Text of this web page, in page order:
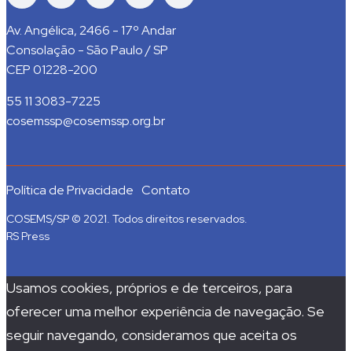
Av. Angélica, 2466 - 17º Andar
Consolação - São Paulo / SP
CEP 01228-200
55 11 3083-7225
cosemssp@cosemssp.org.br
Política de Privacidade Contato
COSEMS/SP © 2021. Todos direitos reservados.
RS Press
Usamos cookies, próprios e de terceiros, para
oferecer uma melhor experiência de navegação. Se
seguir navegando, consideramos que aceita os